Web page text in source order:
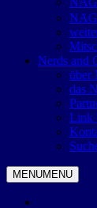
Nerds and
über
das
Link
MENUMENU